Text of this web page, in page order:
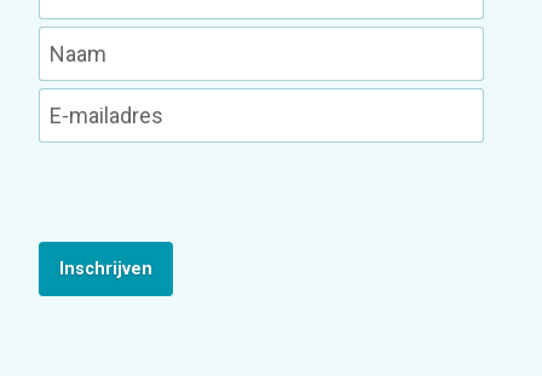
Inschrijven